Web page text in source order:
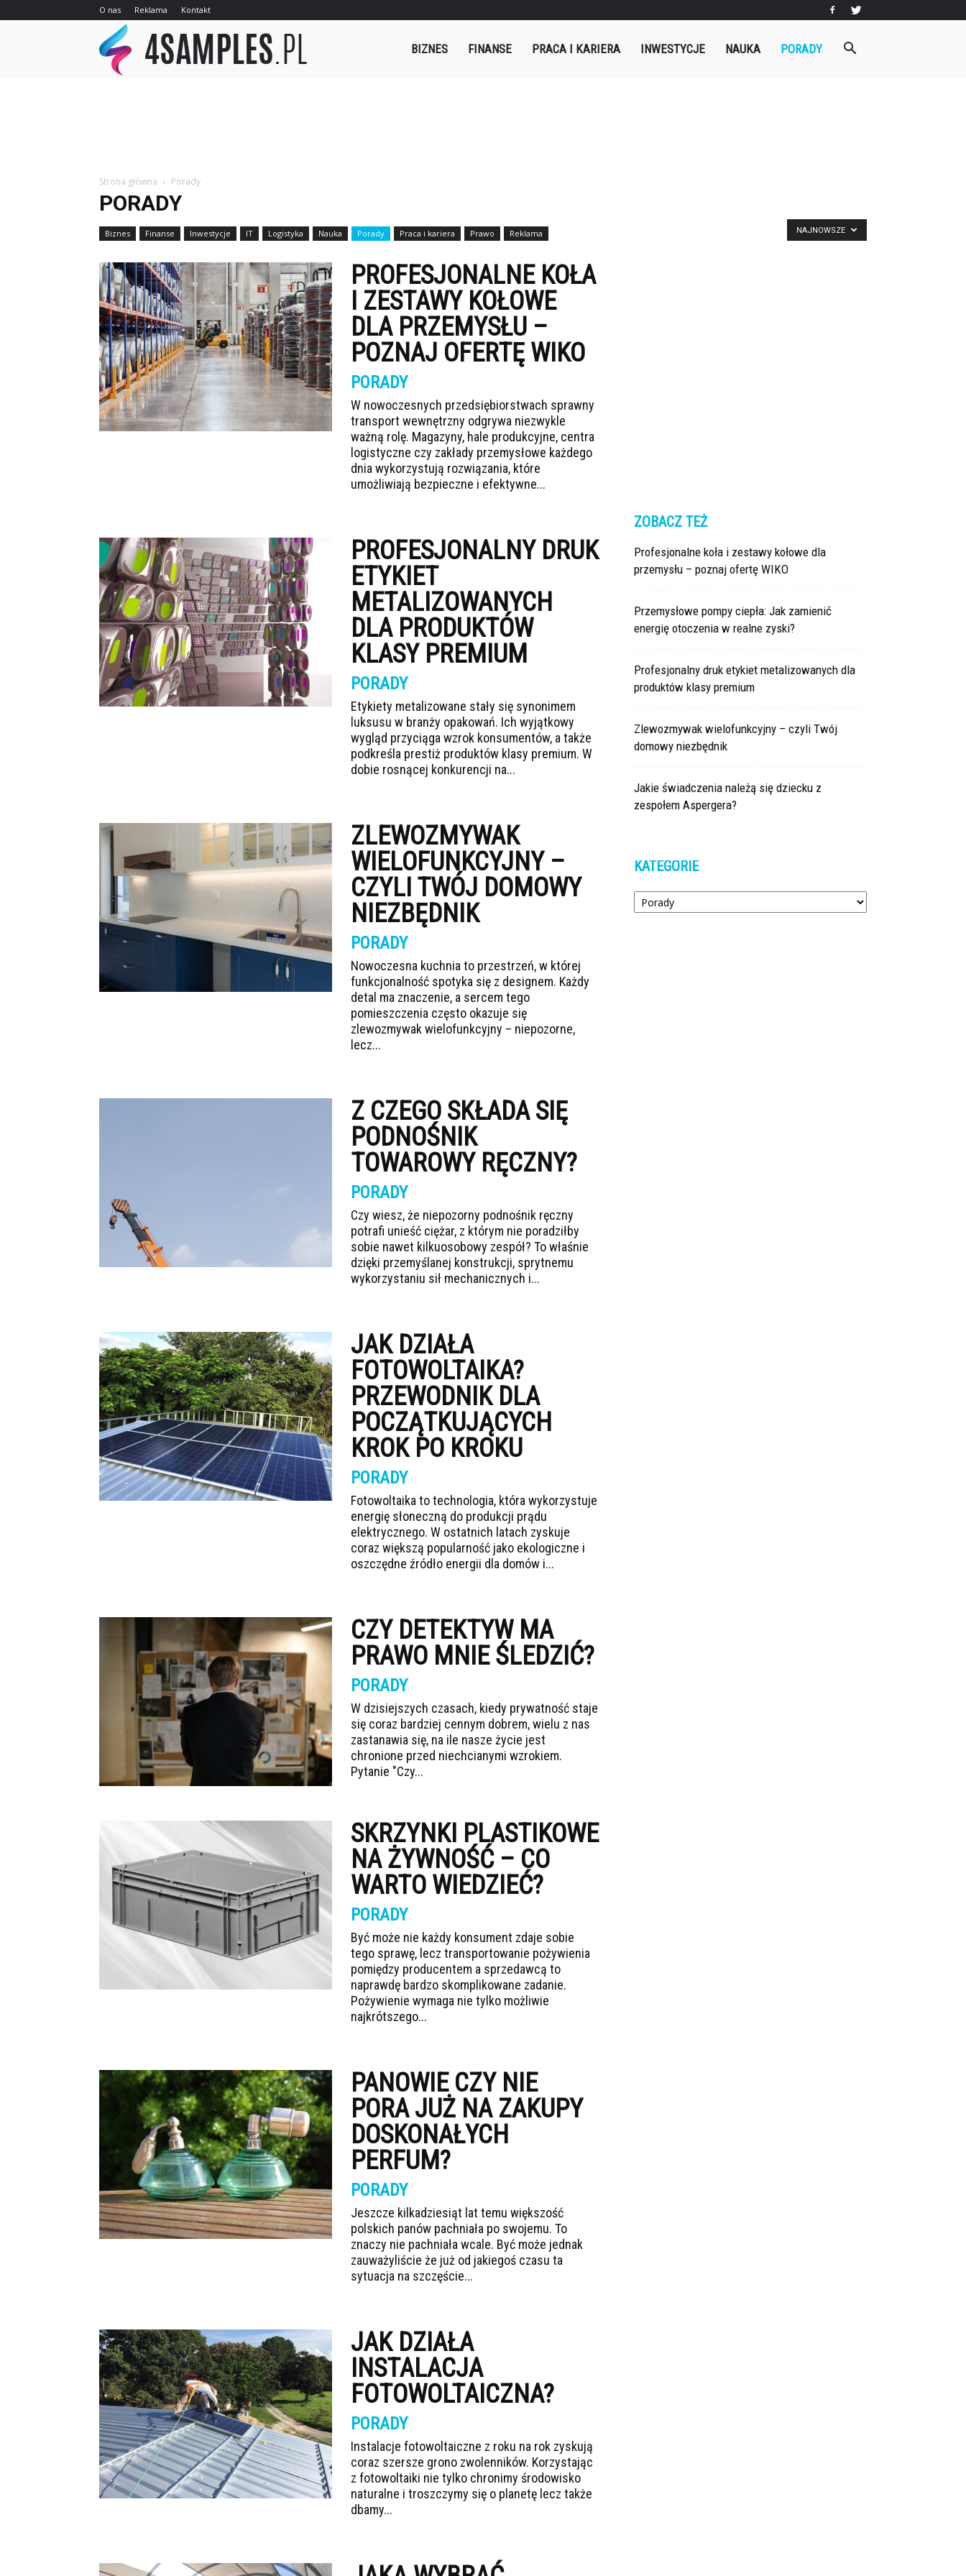
O nas Reklama Kontakt
BIZNES FINANSE PRACA I KARIERA INWESTYCJE NAUKA PORADY
Strona główna Porady
PORADY
Biznes Finanse Inwestycje IT Logistyka Nauka Porady Praca i kariera Prawo Reklama NAJNOWSZE
PROFESJONALNE KOŁA
I ZESTAWY KOŁOWE
DLA PRZEMYSŁU –
POZNAJ OFERTĘ WIKO
PORADY
W nowoczesnych przedsiębiorstwach sprawny
transport wewnętrzny odgrywa niezwykle
ważną rolę. Magazyny, hale produkcyjne, centra
logistyczne czy zakłady przemysłowe każdego
dnia wykorzystują rozwiązania, które
umożliwiają bezpieczne i efektywne...
PROFESJONALNY DRUK
ETYKIET
METALIZOWANYCH
DLA PRODUKTÓW
KLASY PREMIUM
PORADY
Etykiety metalizowane stały się synonimem
luksusu w branży opakowań. Ich wyjątkowy
wygląd przyciąga wzrok konsumentów, a także
podkreśla prestiż produktów klasy premium. W
dobie rosnącej konkurencji na...
ZLEWOZMYWAK
WIELOFUNKCYJNY –
CZYLI TWÓJ DOMOWY
NIEZBĘDNIK
PORADY
Nowoczesna kuchnia to przestrzeń, w której
funkcjonalność spotyka się z designem. Każdy
detal ma znaczenie, a sercem tego
pomieszczenia często okazuje się
zlewozmywak wielofunkcyjny – niepozorne,
lecz...
Z CZEGO SKŁADA SIĘ
PODNOŚNIK
TOWAROWY RĘCZNY?
PORADY
Czy wiesz, że niepozorny podnośnik ręczny
potrafi unieść ciężar, z którym nie poradziłby
sobie nawet kilkuosobowy zespół? To właśnie
dzięki przemyślanej konstrukcji, sprytnemu
wykorzystaniu sił mechanicznych i...
JAK DZIAŁA
FOTOWOLTAIKA?
PRZEWODNIK DLA
POCZĄTKUJĄCYCH
KROK PO KROKU
PORADY
Fotowoltaika to technologia, która wykorzystuje
energię słoneczną do produkcji prądu
elektrycznego. W ostatnich latach zyskuje
coraz większą popularność jako ekologiczne i
oszczędne źródło energii dla domów i...
CZY DETEKTYW MA
PRAWO MNIE ŚLEDZIĆ?
PORADY
W dzisiejszych czasach, kiedy prywatność staje
się coraz bardziej cennym dobrem, wielu z nas
zastanawia się, na ile nasze życie jest
chronione przed niechcianymi wzrokiem.
Pytanie "Czy...
SKRZYNKI PLASTIKOWE
NA ŻYWNOŚĆ – CO
WARTO WIEDZIEĆ?
PORADY
Być może nie każdy konsument zdaje sobie
tego sprawę, lecz transportowanie pożywienia
pomiędzy producentem a sprzedawcą to
naprawdę bardzo skomplikowane zadanie.
Pożywienie wymaga nie tylko możliwie
najkrótszego...
PANOWIE CZY NIE
PORA JUŻ NA ZAKUPY
DOSKONAŁYCH
PERFUM?
PORADY
Jeszcze kilkadziesiąt lat temu większość
polskich panów pachniała po swojemu. To
znaczy nie pachniała wcale. Być może jednak
zauważyliście że już od jakiegoś czasu ta
sytuacja na szczęście...
JAK DZIAŁA
INSTALACJA
FOTOWOLTAICZNA?
PORADY
Instalacje fotowoltaiczne z roku na rok zyskują
coraz szersze grono zwolenników. Korzystając
z fotowoltaiki nie tylko chronimy środowisko
naturalne i troszczymy się o planetę lecz także
dbamy...
ZOBACZ TEŻ
Profesjonalne koła i zestawy kołowe dla
przemysłu – poznaj ofertę WIKO
Przemysłowe pompy ciepła: Jak zamienić
energię otoczenia w realne zyski?
Profesjonalny druk etykiet metalizowanych dla
produktów klasy premium
Zlewozmywak wielofunkcyjny – czyli Twój
domowy niezbędnik
Jakie świadczenia należą się dziecku z
zespołem Aspergera?
KATEGORIE
Kategorie